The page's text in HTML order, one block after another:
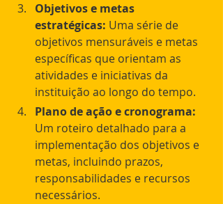
Objetivos e metas
estratégicas: Uma série de
objetivos mensuráveis e metas
específicas que orientam as
atividades e iniciativas da
instituição ao longo do tempo.
Plano de ação e cronograma:
Um roteiro detalhado para a
implementação dos objetivos e
metas, incluindo prazos,
responsabilidades e recursos
necessários.